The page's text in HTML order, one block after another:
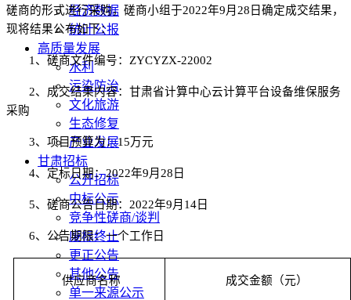
经济数据
统计公报
高质量发展
水利
污染防治
文化旅游
生态修复
产业发展
甘肃招标
公开招标
中标公示
竞争性磋商/谈判
废标终止
更正公告
其他公告
单一来源公示
磋商的形式进行采购， 磋商小组于2022年9月 28 日确定成交结果，
现将结果公布如下：
1 、磋商文件编号： ZYCYZX-22002
2、 成交结果内容：甘肃省计算中心云计算平台设备维保服务
采购
3、项目预算为：15万元
4、定标日期：2022年9月 28 日
5、磋商公告日期： 2022年9月 14日
6、公告期限：一个工作日
供应商名称 成交金额（元）